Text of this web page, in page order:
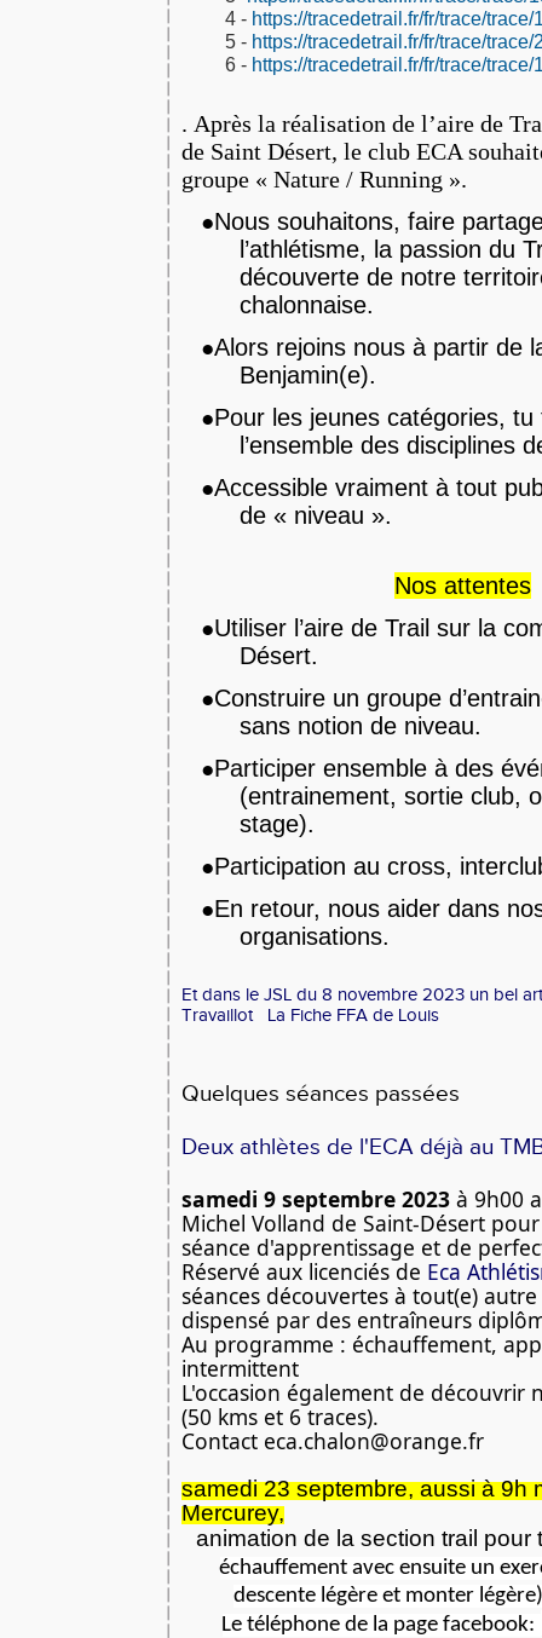
4 - https://tracedetrail.fr/fr/trace/trace/
5 - https://tracedetrail.fr/fr/trace/trace/
6 - https://tracedetrail.fr/fr/trace/trace/
. Après la réalisation de l’aire de
de Saint Désert, le club ECA
groupe « Nature / Running ».
●Nous souhaitons, faire
l’athlétisme, la passion du
découverte de notre
chalonnaise.
●Alors rejoins nous à partir de
Benjamin(e).
●Pour les jeunes catégories, tu
l’ensemble des disciplines
●Accessible vraiment à tout
de « niveau ».
Nos attentes
●Utiliser l’aire de Trail sur la
Désert.
●Construire un groupe
sans notion de niveau.
●Participer ensemble à des
(entrainement, sortie club,
stage).
●Participation au cross,
●En retour, nous aider dans
organisations.
Et dans le JSL du 8 novembre 2023 un bel
Travaillot
La Fiche FFA de Louis
Quelques séances passées
Deux athlètes de l'ECA déjà au
samedi 9 septembre 2023 à 9h00
Michel Volland de Saint-Désert
séance d'apprentissage et de
Réservé aux licenciés de Eca
séances découvertes à tout(e)
dispensé par des entraîneurs
Au programme : échauffement,
intermittent
L'occasion également de découvrir
(50 kms et 6 traces).
Contact eca.chalon@orange.fr
samedi 23 septembre, aussi à 9h
Mercurey,
animation de la section trail
échauffement avec ensuite un
descente légère et monter
Le téléphone de la page facebook: